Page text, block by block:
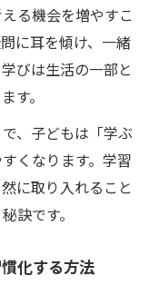
る機会を増やすこ
に耳を傾け、一緒
びは生活の一部と
す。
、子どもは「学ぶ
くなります。学習
に取り入れること
訣です。
化する方法